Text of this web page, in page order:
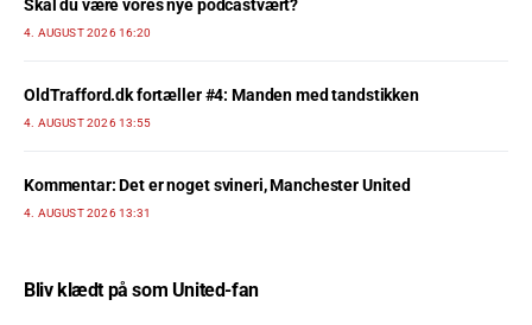
Skal du være vores nye podcastvært?
4. AUGUST 2026 16:20
OldTrafford.dk fortæller #4: Manden med tandstikken
4. AUGUST 2026 13:55
Kommentar: Det er noget svineri, Manchester United
4. AUGUST 2026 13:31
Bliv klædt på som United-fan